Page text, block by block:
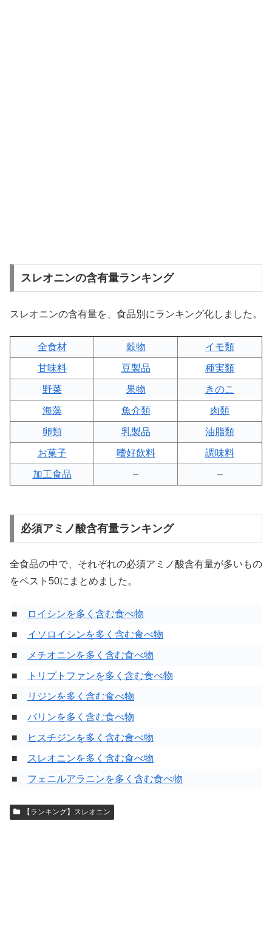
スレオニンの含有量ランキング
スレオニンの含有量を、食品別にランキング化しました。
全食材 穀物 イモ類
甘味料 豆製品 種実類
野菜 果物 きのこ
海藻 魚介類 肉類
卵類 乳製品 油脂類
お菓子 嗜好飲料 調味料
加工食品 – –
必須アミノ酸含有量ランキング
全食品の中で、それぞれの必須アミノ酸含有量が多いもの
をベスト50にまとめました。
■
ロイシンを多く含む食べ物
■ イソロイシンを多く含む食べ物
■
メチオニンを多く含む食べ物
■
トリプトファンを多く含む食べ物
■
リジンを多く含む食べ物
■ バリンを多く含む食べ物
■
ヒスチジンを多く含む食べ物
■
スレオニンを多く含む食べ物
■ フェニルアラニンを多く含む食べ物
【ランキング】スレオニン